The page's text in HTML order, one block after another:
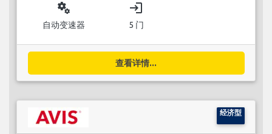
miscellaneous_services
自动变速器
login
5 门
查看详情...
经济型